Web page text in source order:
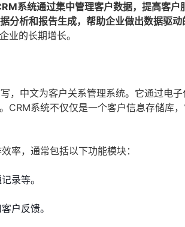
系统通过集中管理客户数据，提高客户
析和报告生成，帮助企业做出数据驱动
业的长期增长。
中文为客户关系管理系统。它通过电子
CRM系统不仅仅是一个客户信息存储库
率，通常包括以下功能模块：
录等。
户反馈。